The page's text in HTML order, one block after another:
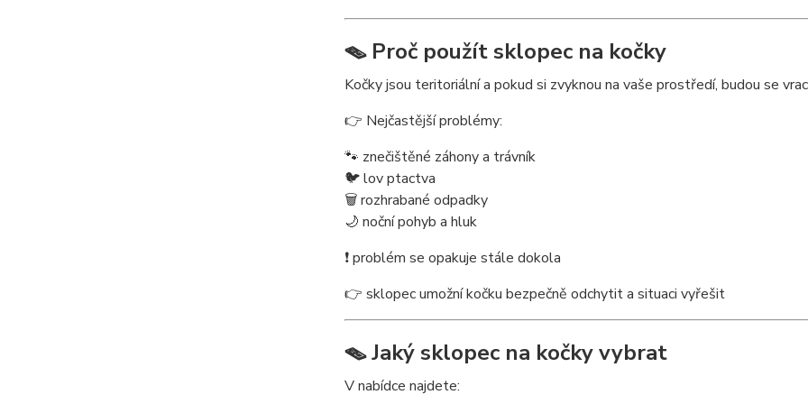
🪤 Proč použít sklopec na kočky
Kočky jsou teritoriální a pokud si zvyknou na vaše prostředí, budou se
👉 Nejčastější problémy:
🐾 znečištěné záhony a trávník
🐦 lov ptactva
🗑️ rozhrabané odpadky
🌙 noční pohyb a hluk
❗ problém se opakuje stále dokola
👉 sklopec umožní kočku bezpečně odchytit a situaci vyřešit
🪤 Jaký sklopec na kočky vybrat
V nabídce najdete: